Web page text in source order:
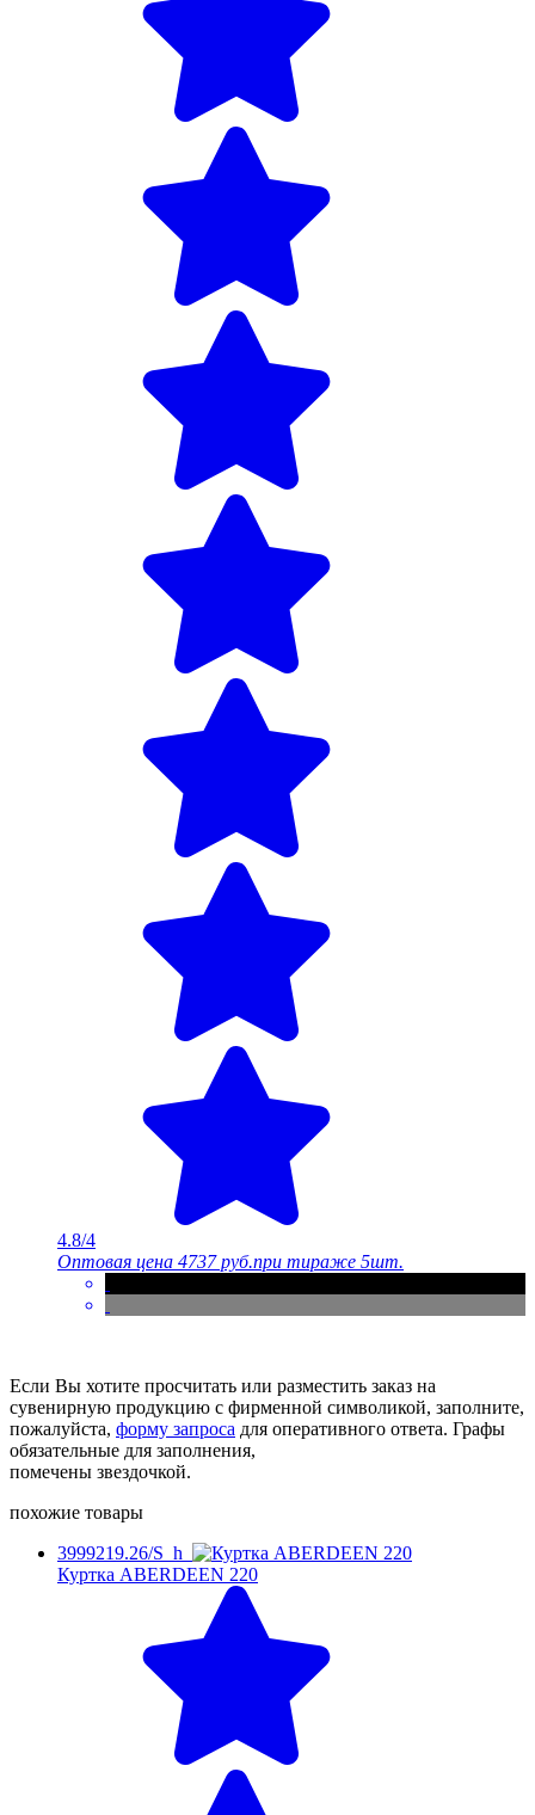
4.8/4
Оптовая цена 4737 руб.при тираже 5шт.
Если Вы хотите просчитать или разместить заказ на
сувенирную продукцию с фирменной символикой, заполните,
пожалуйста, форму запроса для оперативного ответа. Графы
обязательные для заполнения,
помечены звездочкой.
похожие товары
3999219.26/S_h
Куртка ABERDEEN 220